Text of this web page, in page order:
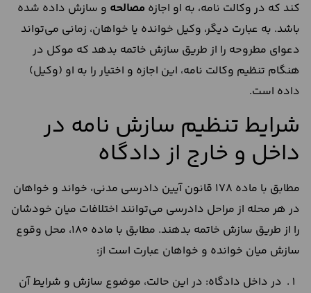
کند که در وکالت نامه، به او اجازه مصالحه و سازش داده شده
باشد. به عبارت دیگر، وکیل خوانده یا خواهان، زمانی می‌تواند
دعوای مطروحه را از طریق سازش خاتمه بدهد که موکل در
هنگام تنظیم وکالت نامه، این اجازه و اختیار را به او (وکیل)
داده است.
شرایط تنظیم سازش نامه در
داخل و خارج از دادگاه
مطابق با ماده 178 قانون آیین دادرسی مدنی، خواند و خواهان
در هر محله از مراحل دادرسی می‌توانند اختلافات میان خودشان
را از طریق سازش خاتمه بدهند. مطابق با ماده 180، محل وقوع
سازش میان خوانده و خواهان عبارت است از:
در داخل دادگاه: در این حالت، موضوع سازش و شرایط آن